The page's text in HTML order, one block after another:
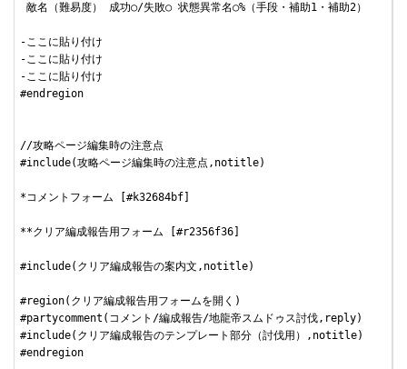
敵名（難易度） 成功○/失敗○ 状態異常名○%（手段・補助1・補助2）
-ここに貼り付け
-ここに貼り付け
-ここに貼り付け
#endregion
//攻略ページ編集時の注意点
#include(攻略ページ編集時の注意点,notitle)
*コメントフォーム [#k32684bf]
**クリア編成報告用フォーム [#r2356f36]
#include(クリア編成報告の案内文,notitle)
#region(クリア編成報告用フォームを開く)
#partycomment(コメント/編成報告/地龍帝スムドゥス討伐,reply)
#include(クリア編成報告のテンプレート部分（討伐用）,notitle)
#endregion